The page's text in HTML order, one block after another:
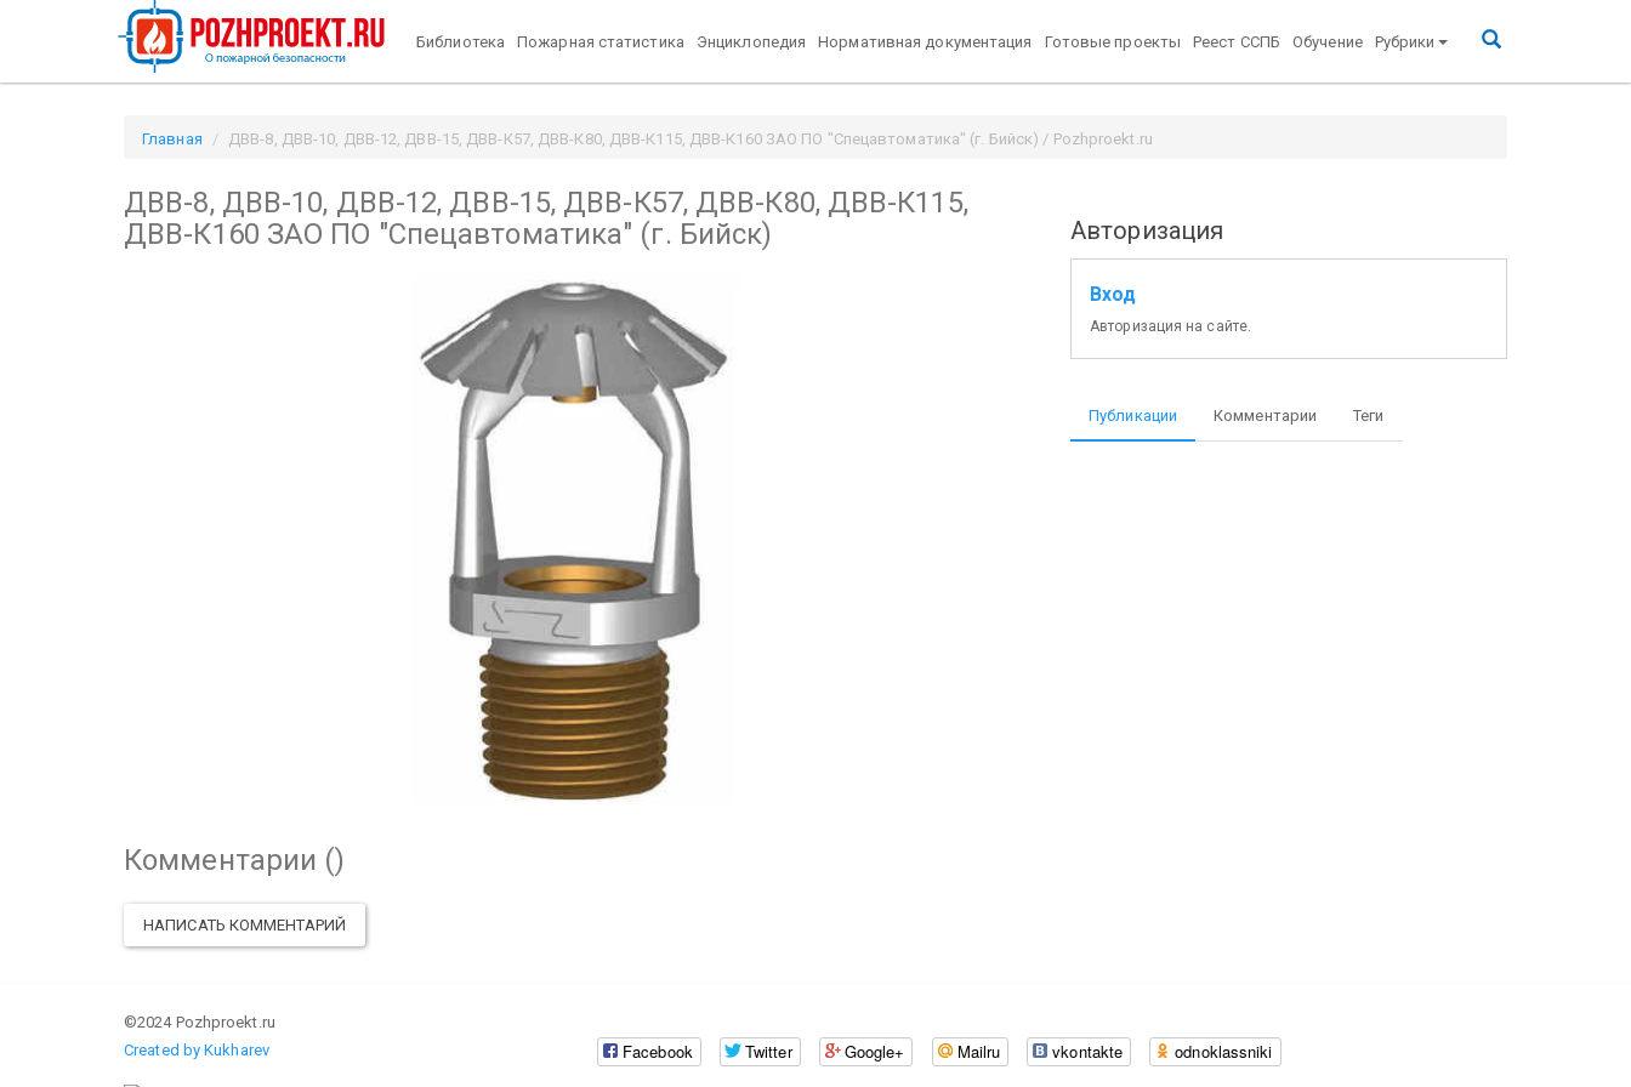
Библиотека Пожарная статистика Энциклопедия Нормативная документация Готовые проекты Реест ССПБ Обучение Рубрики
Главная ДВВ-8, ДВВ-10, ДВВ-12, ДВВ-15, ДВВ-К57, ДВВ-К80, ДВВ-К115, ДВВ-К160 ЗАО ПО "Спецавтоматика" (г. Бийск) / Pozhproekt.ru
ДВВ-8, ДВВ-10, ДВВ-12, ДВВ-15, ДВВ-К57, ДВВ-К80, ДВВ-К115,
ДВВ-К160 ЗАО ПО "Спецавтоматика" (г. Бийск)
Комментарии ()
НАПИСАТЬ КОММЕНТАРИЙ
Авторизация
Вход
Авторизация на сайте.
Публикации Комментарии Теги
©2024 Pozhproekt.ru
Created by Kukharev
Facebook Twitter Google+ Mailru vkontakte odnoklassniki